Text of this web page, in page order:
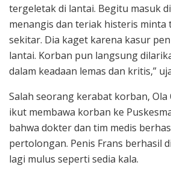
tergeletak di lantai. Begitu masuk
menangis dan teriak histeris minta
sekitar. Dia kaget karena kasur
lantai. Korban pun langsung
dalam keadaan lemas dan kritis,”
Salah seorang kerabat korban, Ola
ikut membawa korban ke
bahwa dokter dan tim medis
pertolongan. Penis Frans berhasil
lagi mulus seperti sedia kala.